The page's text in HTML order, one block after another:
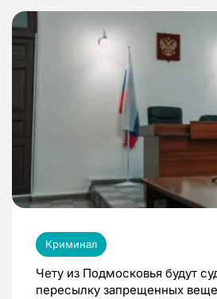
Криминал
Чету из Подмосковья будут
пересылку запрещенных